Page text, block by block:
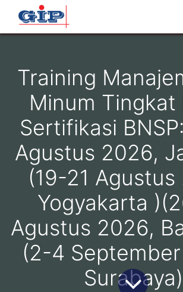
Training
Minum Tingkat
Sertifikasi
Agustus 2026,
(19-21
Yogyakarta
Agustus 2026,
(2-4
Surabaya)